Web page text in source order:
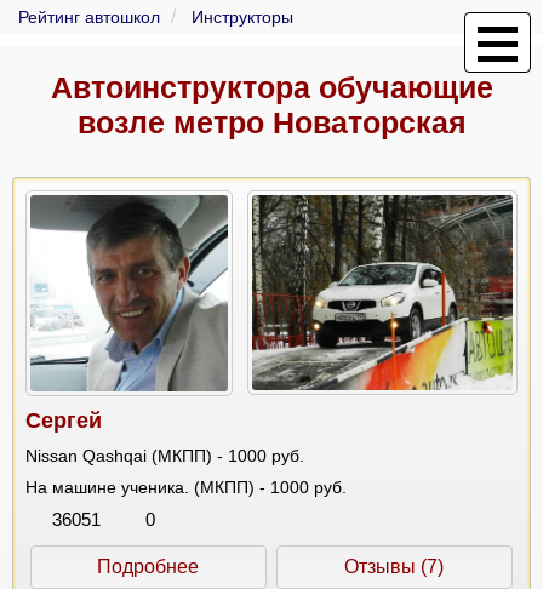
Рейтинг автошкол Инструкторы
Автоинструктора обучающие
возле метро Новаторская
Сергей
Nissan Qashqai (МКПП) - 1000 руб.
На машине ученика. (МКПП) - 1000 руб.
36051 0
Подробнее Отзывы (7)